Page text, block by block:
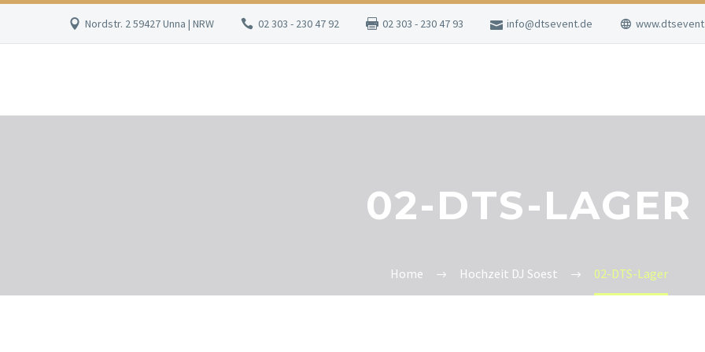
Nordstr. 2 59427 Unna | NRW 02 303 - 230 47 92 02 303 - 230 47 93 info@dtsevent.de
02-DTS-LAGER
Home Hochzeit DJ Soest 02-DTS-Lager